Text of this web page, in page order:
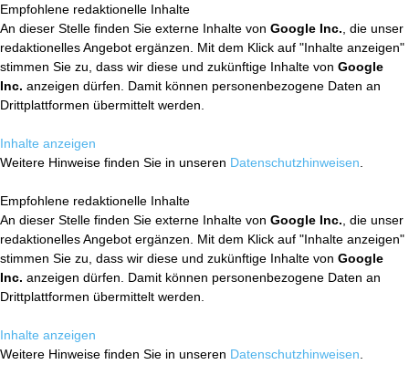
Empfohlene redaktionelle Inhalte
An dieser Stelle finden Sie externe Inhalte von Google Inc. , die unser
redaktionelles Angebot ergänzen. Mit dem Klick auf "Inhalte anzeigen"
stimmen Sie zu, dass wir diese und zukünftige Inhalte von Google
Inc. anzeigen dürfen. Damit können personenbezogene Daten an
Drittplattformen übermittelt werden.
Inhalte anzeigen
Weitere Hinweise finden Sie in unseren Datenschutzhinweisen
Empfohlene redaktionelle Inhalte
An dieser Stelle finden Sie externe Inhalte von Google Inc. , die unser
redaktionelles Angebot ergänzen. Mit dem Klick auf "Inhalte anzeigen"
stimmen Sie zu, dass wir diese und zukünftige Inhalte von Google
Inc. anzeigen dürfen. Damit können personenbezogene Daten an
Drittplattformen übermittelt werden.
Inhalte anzeigen
Weitere Hinweise finden Sie in unseren Datenschutzhinweisen